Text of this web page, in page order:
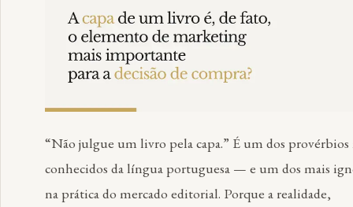
“Não julgue um livro pela capa.” É um dos provérbios
conhecidos da língua portuguesa — e um dos mais
na prática do mercado editorial. Porque a realidade,